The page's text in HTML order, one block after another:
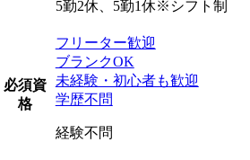
5勤2休、5勤1休※シフト制
必須資
格
フリーター歓迎
ブランクOK
未経験・初心者も歓迎
学歴不問
経験不問